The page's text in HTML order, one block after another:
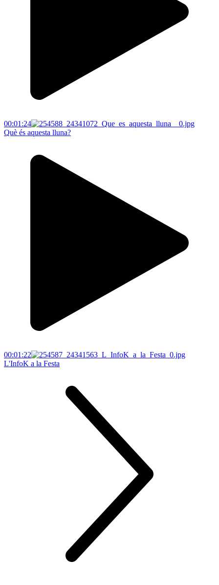
00:01:24
Què és aquesta lluna?
00:01:22
L'InfoK a la Festa